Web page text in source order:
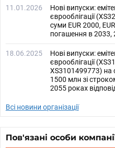
11.01.2026
Нові випуски:
єврооблігації
суми EUR 2000,
погашення в 2033,
18.06.2025
Нові випуски:
єврооблігації
XS3101499773) на
1500 млн зі
2055 роках
Всі новини організації
Пов'язані особи